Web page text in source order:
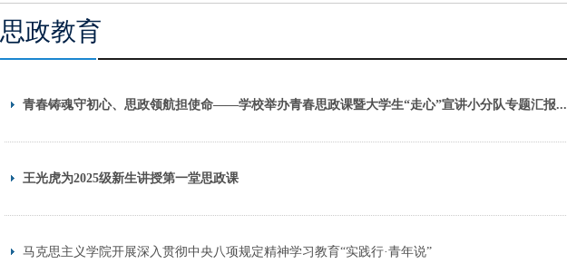
思政教育
青春铸魂守初心、思政领航担使命——学校举办青春思政课暨大学生“走心”宣讲小分队专题汇报...
王光虎为2025级新生讲授第一堂思政课
马克思主义学院开展深入贯彻中央八项规定精神学习教育“实践行·青年说”